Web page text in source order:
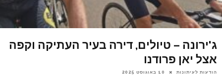
ג'ירונה – טיולים, דירה בעיר העתיקה וקפה
אצל יאן פרודנו
הודעות לעיתונות 10 באוגוסט 2025